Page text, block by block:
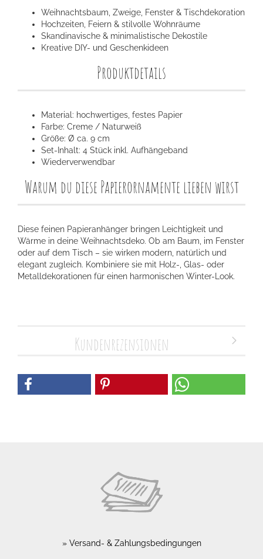
Weihnachtsbaum, Zweige, Fenster & Tischdekoration
Hochzeiten, Feiern & stilvolle Wohnräume
Skandinavische & minimalistische Dekostile
Kreative DIY- und Geschenkideen
Produktdetails
Material: hochwertiges, festes Papier
Farbe: Creme / Naturweiß
Größe: Ø ca. 9 cm
Set-Inhalt: 4 Stück inkl. Aufhängeband
Wiederverwendbar
Warum du diese Papierornamente lieben wirst
Diese feinen Papieranhänger bringen Leichtigkeit und
Wärme in deine Weihnachtsdeko. Ob am Baum, im Fenster
oder auf dem Tisch – sie wirken modern, natürlich und
elegant zugleich. Kombiniere sie mit Holz-, Glas- oder
Metalldekorationen für einen harmonischen Winter-Look.
Kundenrezensionen
Versand- & Zahlungsbedingungen